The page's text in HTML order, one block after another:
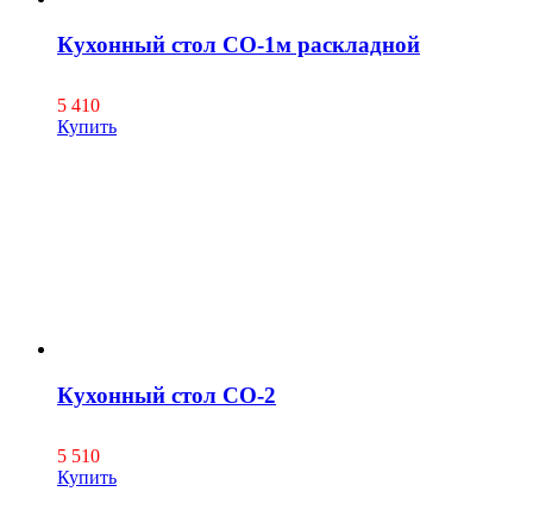
Кухонный стол СО-1м раскладной
5 410
Купить
Кухонный стол СО-2
5 510
Купить